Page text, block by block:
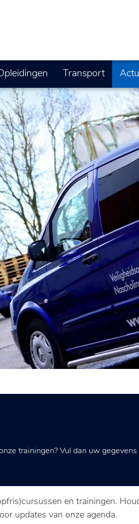
Transport
trainingen? Vul dan uw gegevens
en trainingen.
updates van onze agenda.